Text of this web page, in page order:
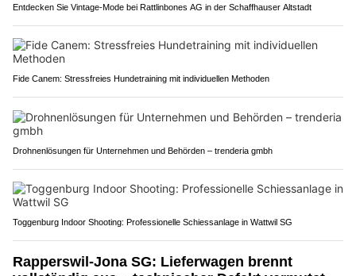
Entdecken Sie Vintage-Mode bei Rattlinbones AG in der Schaffhauser Altstadt
Fide Canem: Stressfreies Hundetraining mit individuellen Methoden
Drohnenlösungen für Unternehmen und Behörden – trenderia gmbh
Toggenburg Indoor Shooting: Professionelle Schiessanlage in Wattwil SG
Rapperswil-Jona SG: Lieferwagen brennt